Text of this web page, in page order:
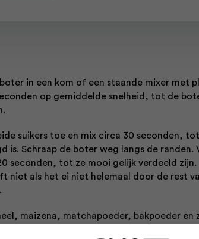
in een kom of een staande mixer met
op gemiddelde snelheid, tot de
suikers toe en mix circa 30 seconden,
is. Schraap de boter weg langs de randen.
seconden, tot ze mooi gelijk verdeeld
niet als het ei niet helemaal door de rest
maizena, matchapoeder, bakpoeder en
de helft van de droge ingrediënten toe